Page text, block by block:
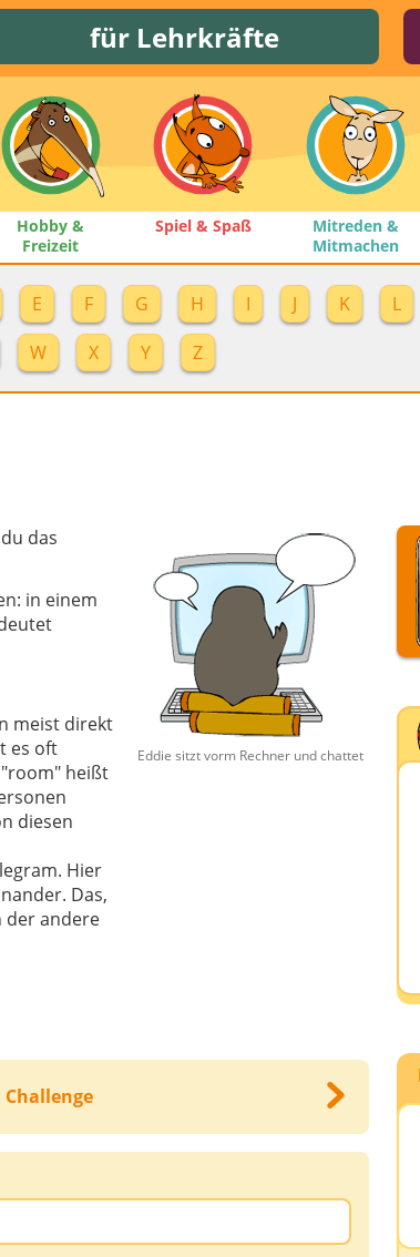
für Lehrkräfte
Hobby &
Freizeit
Spiel & Spaß
Mitreden &
Mitmachen
E F G H I J K L
W X Y Z
Eddie sitzt vorm Rechner und chattet
das
in einem
meist direkt
es oft
heißt
diesen
Hier
Das,
der andere
Challenge